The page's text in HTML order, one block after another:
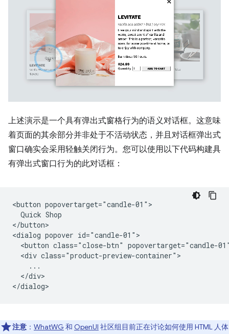
上述演示是一个具有弹出式窗格行为的语义对话框。这意味
着页面的其余部分并非处于不活动状态，并且对话框弹出式
窗口确实会采用轻触关闭行为。您可以使用以下代码构建具
有弹出式窗口行为的此对话框：
<button popovertarget="candle-01">
  Quick Shop
</button>
<dialog popover id="candle-01">
<button class="close-btn" popovertarget="candle-
  <div class="product-preview-container">
    ...
  </div>
注意 ： WhatWG 和 OpenUI 社区组目前正在讨论如何使用 HTML 人体